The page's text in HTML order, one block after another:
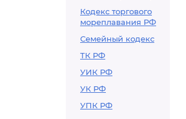
Кодекс торгового
мореплавания РФ
Семейный кодекс
ТК РФ
УИК РФ
УК РФ
УПК РФ